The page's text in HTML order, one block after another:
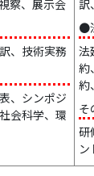
察、展示会
、技術実務
、シンポジ
会科学、環
訳
●
法
約
約
そ
研
ン